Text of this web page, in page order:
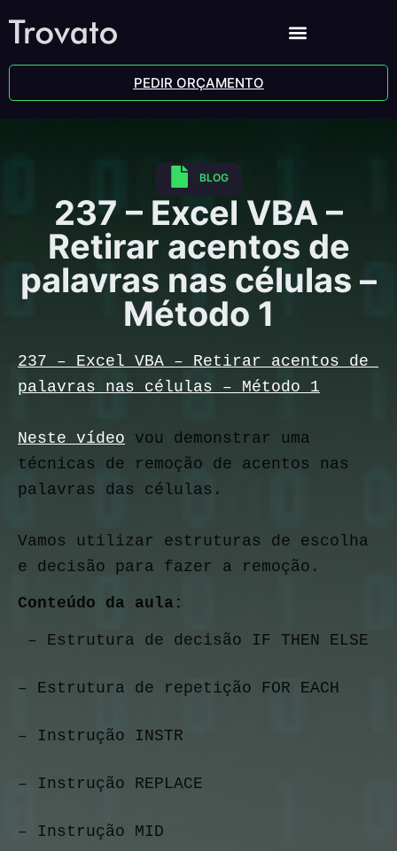
PEDIR ORÇAMENTO
BLOG
237 – Excel VBA –
Retirar acentos de
palavras nas células –
Método 1
237 – Excel VBA – Retirar acentos de
palavras nas células – Método 1
Neste vídeo vou demonstrar uma
técnicas de remoção de acentos nas
palavras das células.
Vamos utilizar estruturas de escolha
e decisão para fazer a remoção.
Conteúdo da aula:
– Estrutura de decisão IF THEN ELSE
– Estrutura de repetição FOR EACH
– Instrução INSTR
– Instrução REPLACE
– Instrução MID